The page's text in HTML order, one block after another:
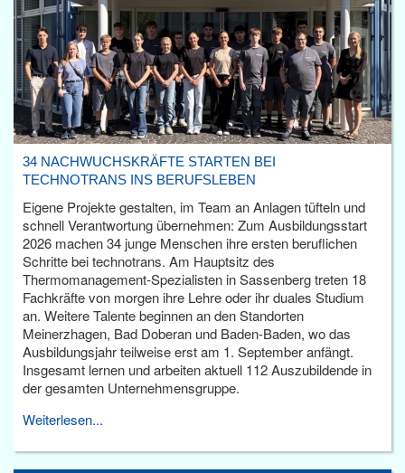
34 NACHWUCHSKRÄFTE STARTEN BEI
TECHNOTRANS INS BERUFSLEBEN
Eigene Projekte gestalten, im Team an Anlagen tüfteln und
schnell Verantwortung übernehmen: Zum Ausbildungsstart
2026 machen 34 junge Menschen ihre ersten beruflichen
Schritte bei technotrans. Am Hauptsitz des
Thermomanagement-Spezialisten in Sassenberg treten 18
Fachkräfte von morgen ihre Lehre oder ihr duales Studium
an. Weitere Talente beginnen an den Standorten
Meinerzhagen, Bad Doberan und Baden-Baden, wo das
Ausbildungsjahr teilweise erst am 1. September anfängt.
Insgesamt lernen und arbeiten aktuell 112 Auszubildende in
der gesamten Unternehmensgruppe.
Weiterlesen...